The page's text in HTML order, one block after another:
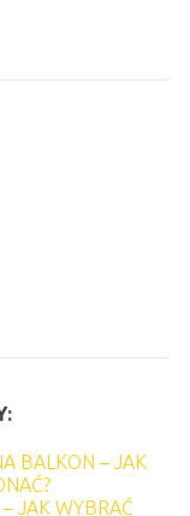
BALKON – JAK
JAK WYBRAĆ